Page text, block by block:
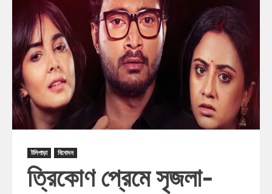
টলিপাড়া বিনোদন
ত্রিকোণ প্রেমে সৃজলা-